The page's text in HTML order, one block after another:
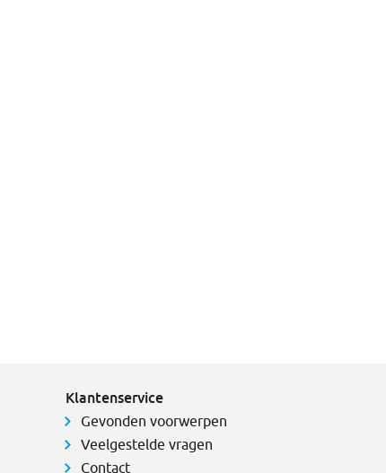
Klantenservice
Gevonden voorwerpen
Veelgestelde vragen
Contact